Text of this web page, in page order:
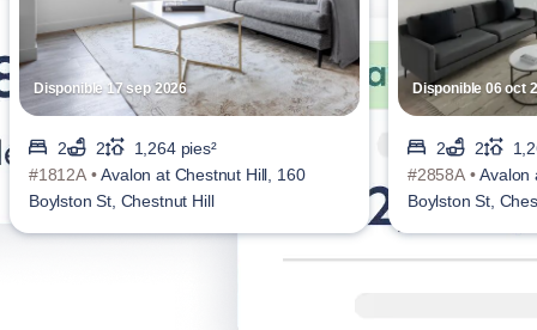
Disponible 17 sep 2026
2 2
1,264 pies²
#1812A •Avalon at Chestnut Hill, 160
Boylston St, Chestnut Hill
Disponible 06 oct
2 2
#2858A •Avalon
Boylston St,